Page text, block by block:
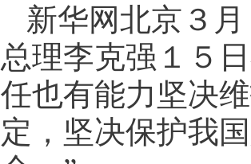
新华网北京３
总理李克强１５
任也有能力坚决
定，坚决保护我